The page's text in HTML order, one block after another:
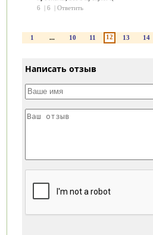
6
| 6 | Ответить
1 ... 10 11 12 13 14
Написать отзыв